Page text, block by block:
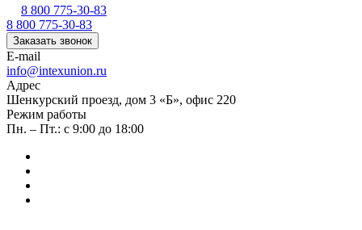
8 800 775-30-83
8 800 775-30-83
Заказать звонок
E-mail
info@intexunion.ru
Адрес
Шенкурский проезд, дом 3 «Б», офис 220
Режим работы
Пн. – Пт.: с 9:00 до 18:00